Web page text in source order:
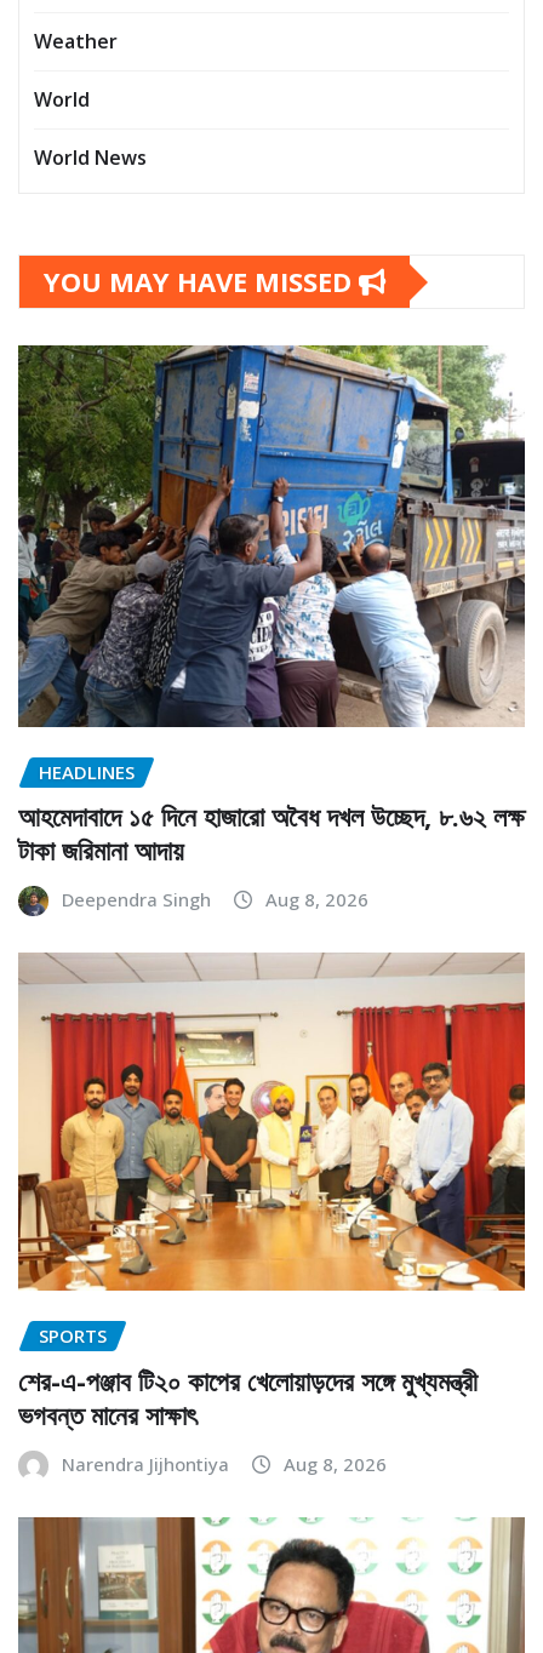
Weather
World
World News
YOU MAY HAVE MISSED
HEADLINES
আহমেদাবাদে ১৫ দিনে হাজারো অবৈধ দখল উচ্ছেদ, ৮.৬২ লক্ষ
টাকা জরিমানা আদায়
Deependra Singh Aug 8, 2026
SPORTS
শের-এ-পঞ্জাব টি২০ কাপের খেলোয়াড়দের সঙ্গে মুখ্যমন্ত্রী
ভগবন্ত মানের সাক্ষাৎ
Narendra Jijhontiya Aug 8, 2026